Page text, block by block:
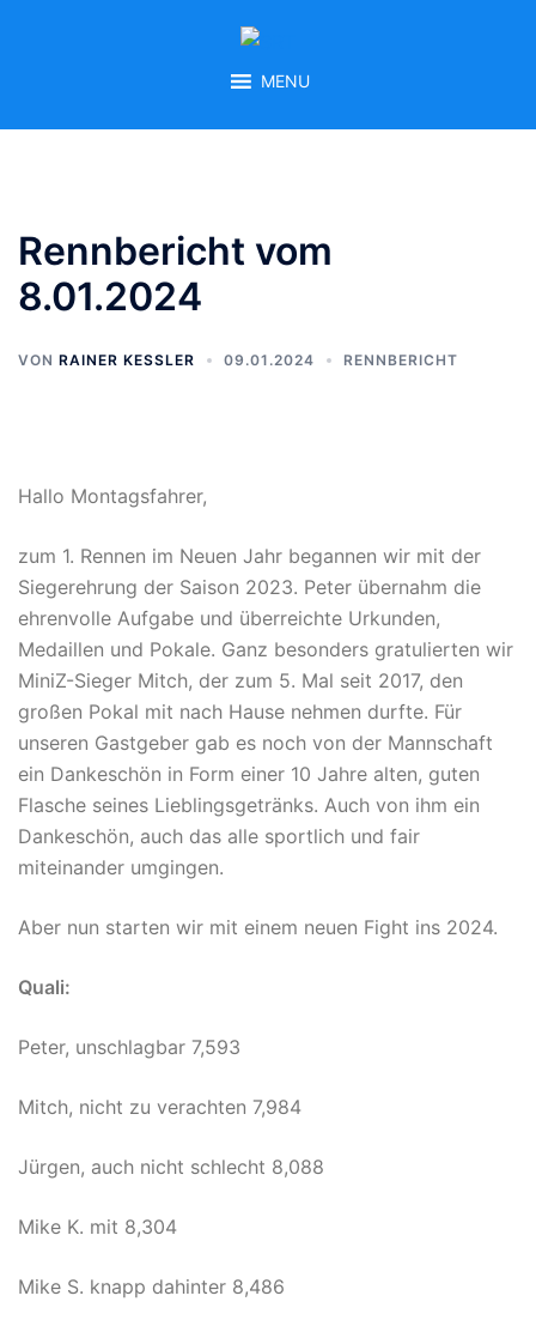
MENU
Rennbericht vom
8.01.2024
VON RAINER KESSLER 09.01.2024 RENNBERICHT
Hallo Montagsfahrer,
zum 1. Rennen im Neuen Jahr begannen wir mit der
Siegerehrung der Saison 2023. Peter übernahm die
ehrenvolle Aufgabe und überreichte Urkunden,
Medaillen und Pokale. Ganz besonders gratulierten wir
MiniZ-Sieger Mitch, der zum 5. Mal seit 2017, den
großen Pokal mit nach Hause nehmen durfte. Für
unseren Gastgeber gab es noch von der Mannschaft
ein Dankeschön in Form einer 10 Jahre alten, guten
Flasche seines Lieblingsgetränks. Auch von ihm ein
Dankeschön, auch das alle sportlich und fair
miteinander umgingen.
Aber nun starten wir mit einem neuen Fight ins 2024.
Quali:
Peter, unschlagbar 7,593
Mitch, nicht zu verachten 7,984
Jürgen, auch nicht schlecht 8,088
Mike K. mit 8,304
Mike S. knapp dahinter 8,486